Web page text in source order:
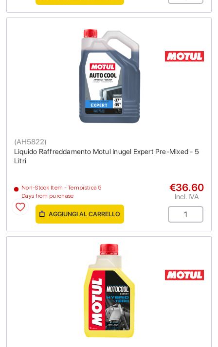
Liquido Raffreddamento Motul Inugel Expert Pre-Mixed - 5
Litri
(AH5822)
Non-Stock Item - Tempistica 5
Days from purchase
€36.60
Incl. IVA
AGGIUNGI AL CARRELLO